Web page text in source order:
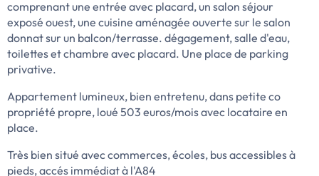
comprenant une entrée avec placard, un salon séjour
exposé ouest, une cuisine aménagée ouverte sur le salon
donnat sur un balcon/terrasse. dégagement, salle d'eau,
toilettes et chambre avec placard. Une place de parking
privative.
Appartement lumineux, bien entretenu, dans petite co
propriété propre, loué 503 euros/mois avec locataire en
place.
Très bien situé avec commerces, écoles, bus accessibles à
pieds, accés immédiat à l'A84